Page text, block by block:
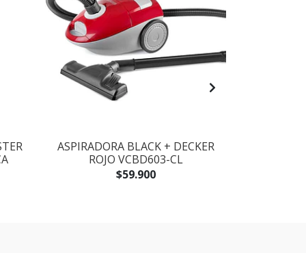
ASPIRADORA BLACK + DECKER
ROJO VCBD603-CL
$59.900